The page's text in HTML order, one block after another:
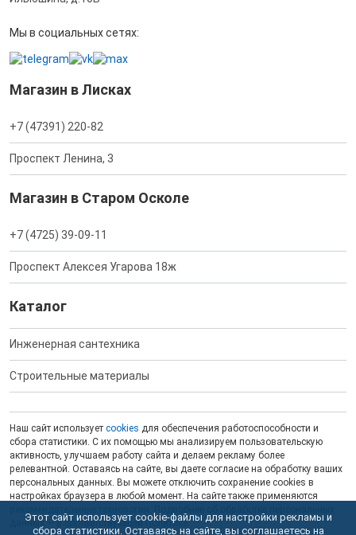
Мы в социальных сетях:
Магазин в Лисках
+7 (47391) 220-82
Проспект Ленина, 3
Магазин в Старом Осколе
+7 (4725) 39-09-11
Проспект Алексея Угарова 18ж
Каталог
Инженерная сантехника
Строительные материалы
Наш сайт использует cookies для обеспечения работоспособности и
сбора статистики. С их помощью мы анализируем пользовательскую
активность, улучшаем работу сайта и делаем рекламу более
релевантной. Оставаясь на сайте, вы даете согласие на обработку ваших
персональных данных. Вы можете отключить сохранение cookies в
настройках браузера в любой момент. На сайте также применяются
данных — в соответствующейПолитике.
Этот сайт использует cookie-файлы для настройки рекламы и
сбора статистики. Оставаясь на сайте, вы соглашаетесь на